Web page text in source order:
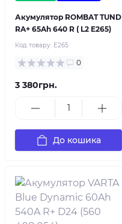
Акумулятор ROMBAT TUND
RA+ 65Ah 640 R ( L2 E265)
Код товару: E265
0
3 380грн.
До кошика